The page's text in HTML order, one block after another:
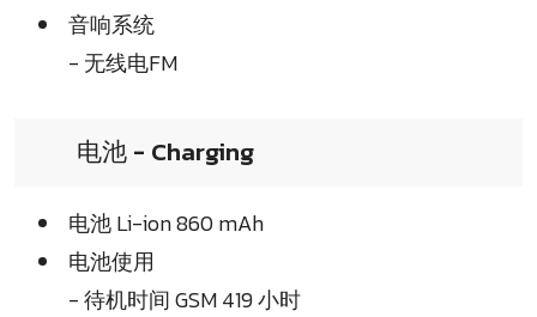
音响系统
- 无线电FM
电池 - Charging
电池 Li-ion 860 mAh
电池使用
- 待机时间 GSM 419 小时